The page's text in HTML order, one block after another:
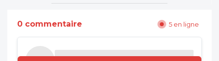
0 commentaire 5 en ligne